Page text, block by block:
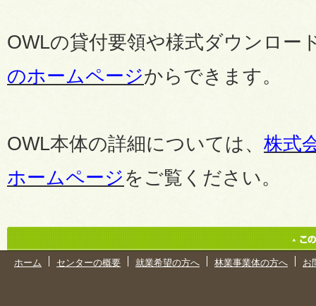
OWLの貸付要領や様式ダウンロー
のホームページからできます。
OWL本体の詳細については、 株式
ホームページ をご覧ください。
ホーム センターの概要 就業希望の方へ 林業事業体の方へ お